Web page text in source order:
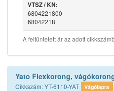
VTSZ / KN:
6804221800
68042218
A feltüntetett ár az adott
Yato Flexkorong,
Cikkszám: YT-6110-YAT Vágólapra